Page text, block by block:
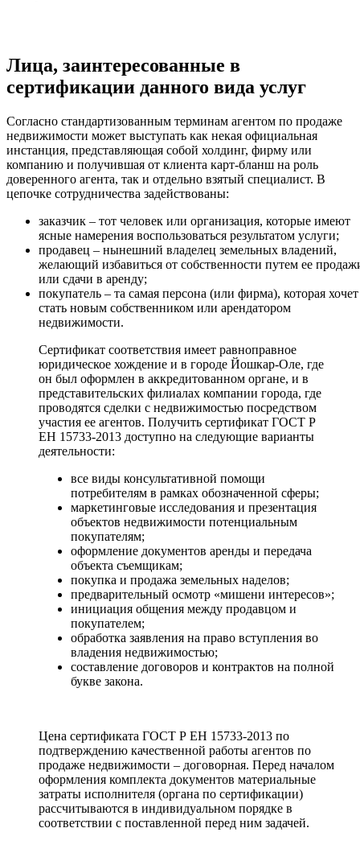
Лица, заинтересованные в
сертификации данного вида услуг
Согласно стандартизованным терминам агентом по продаже
недвижимости может выступать как некая официальная
инстанция, представляющая собой холдинг, фирму или
компанию и получившая от клиента карт-бланш на роль
доверенного агента, так и отдельно взятый специалист. В
цепочке сотрудничества задействованы:
заказчик – тот человек или организация, которые имеют
ясные намерения воспользоваться результатом услуги;
продавец – нынешний владелец земельных владений,
желающий избавиться от собственности путем ее
или сдачи в аренду;
покупатель – та самая персона (или фирма), которая хочет
стать новым собственником или арендатором
недвижимости.
Сертификат соответствия имеет равноправное
юридическое хождение и в городе Йошкар-Оле, где
он был оформлен в аккредитованном органе, и в
представительских филиалах компании города, где
проводятся сделки с недвижимостью посредством
участия ее агентов. Получить сертификат ГОСТ Р
ЕН 15733-2013 доступно на следующие варианты
деятельности:
все виды консультативной помощи
потребителям в рамках обозначенной сферы;
маркетинговые исследования и презентация
объектов недвижимости потенциальным
покупателям;
оформление документов аренды и передача
объекта съемщикам;
покупка и продажа земельных наделов;
предварительный осмотр «мишени интересов»;
инициация общения между продавцом и
покупателем;
обработка заявления на право вступления во
владения недвижимостью;
составление договоров и контрактов на полной
букве закона.
Цена сертификата ГОСТ Р ЕН 15733-2013 по
подтверждению качественной работы агентов по
продаже недвижимости – договорная. Перед началом
оформления комплекта документов материальные
затраты исполнителя (органа по сертификации)
рассчитываются в индивидуальном порядке в
соответствии с поставленной перед ним задачей.